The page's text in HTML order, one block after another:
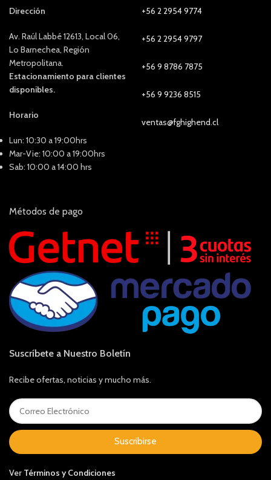
Dirección
Av. Raúl Labbé 12613, Local 06,
Lo Barnechea, Región
Metropolitana.
Estacionamiento para clientes
disponibles.
Horario
Lun: 10:30 a 19:00hrs
Mar-Vie: 10:00 a 19:00hrs
Sab: 10:00 a 14:00 hrs
+56 2 2954 9774
+56 2 2954 9797
+56 9 8786 7875
+56 9 9236 8515
ventas@fghighend.cl
Métodos de pago
Suscríbete a Nuestro Boletín
Recibe ofertas, noticias y mucho más.
Suscribirse
Ver Términos y Condiciones